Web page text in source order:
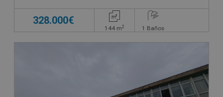
328.000€
144 m2 1 Baños